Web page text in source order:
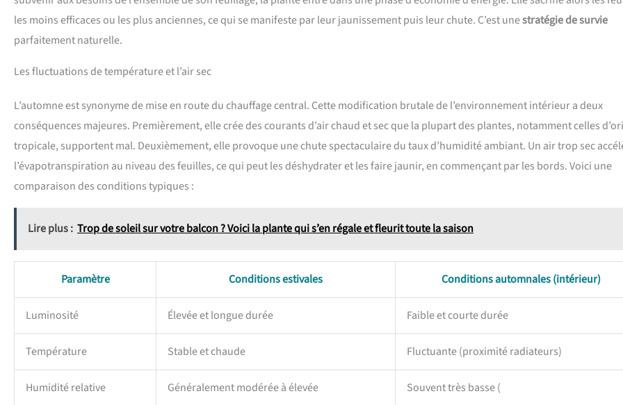
les moins efficaces ou les plus anciennes, ce qui se manifeste par leur jaunissement puis leur chute. C’est unestratégie de survie
parfaitement naturelle.
Les fluctuations de température et l’air sec
L’automne est synonyme de mise en route du chauffage central. Cette modification brutale de l’environnement intérieur a deux
conséquences majeures. Premièrement, elle crée des courants d’air chaud et sec que la plupart des plantes, notamment celles
tropicale, supportent mal. Deuxièmement, elle provoque une chute spectaculaire du taux d’humidité ambiant. Un air trop sec
l’évapotranspiration au niveau des feuilles, ce qui peut les déshydrater et les faire jaunir, en commençant par les bords. Voici une
comparaison des conditions typiques :
Lire plus : Trop de soleil sur votre balcon ? Voici la plante qui s’en régale et fleurit toute la saison
Paramètre Conditions estivales Conditions automnales (intérieur)
Luminosité Élevée et longue durée Faible et courte durée
Température Stable et chaude Fluctuante (proximité radiateurs)
Humidité relative Généralement modérée à élevée Souvent très basse (